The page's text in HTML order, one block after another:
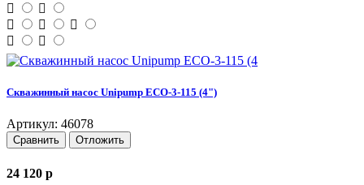
Скважинный насос Unipump ECO-3-115 (4")
Артикул: 46078
Сравнить Отложить
24 120 p